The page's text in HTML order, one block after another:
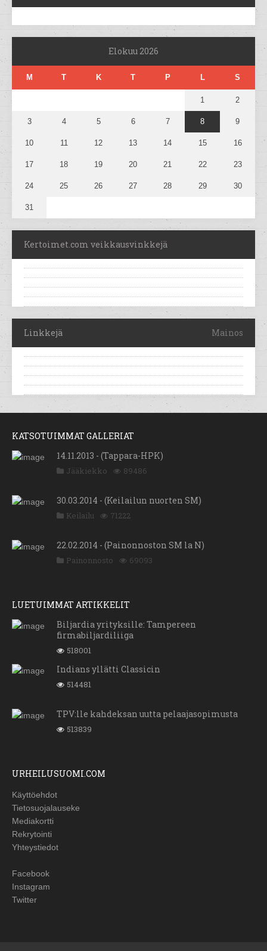
Elokuu 2026
M T K T P L S
1 2
3 4 5 6 7 8 9
10 11 12 13 14 15 16
17 18 19 20 21 22 23
24 25 26 27 28 29 30
31
Kertoimet.com veikkausvinkkejä
Linkkejä Mainos
KATSOTUIMMAT GALLERIAT
14.11.2013 - (Tappara-HPK)
Jääkiekko 89486
30.03.2014 - (Keilailun nuorten SM)
Keilailu 71222
22.02.2014 - (Painonnoston SM la N)
Painonnosto 69093
LUETUIMMAT ARTIKKELIT
Biljardia yrityksille: Tampereen
firmabiljardiliiga
518001
Indians yllätti Classicin
514481
TPV:lle kahdeksan uutta pelaajasopimusta
513839
URHEILUSUOMI.COM
Käyttöehdot
Tietosuojalauseke
Mediakortti
Rekrytointi
Yhteystiedot
Facebook
Instagram
Twitter